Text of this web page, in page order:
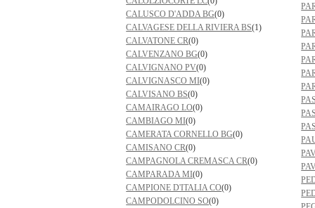
CALUSCO D'ADDA BG(0)
CALVAGESE DELLA RIVIERA BS(1)
CALVATONE CR(0)
CALVENZANO BG(0)
CALVIGNANO PV(0)
CALVIGNASCO MI(0)
CALVISANO BS(0)
CAMAIRAGO LO(0)
CAMBIAGO MI(0)
CAMERATA CORNELLO BG(0)
CAMISANO CR(0)
CAMPAGNOLA CREMASCA CR(0)
CAMPARADA MI(0)
CAMPIONE D'ITALIA CO(0)
CAMPODOLCINO SO(0)